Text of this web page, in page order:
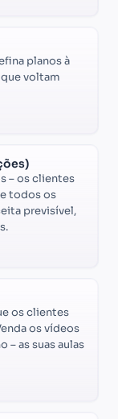
planos à
voltam
– os clientes
todos os
previsível,
os clientes
os vídeos
– as suas aulas